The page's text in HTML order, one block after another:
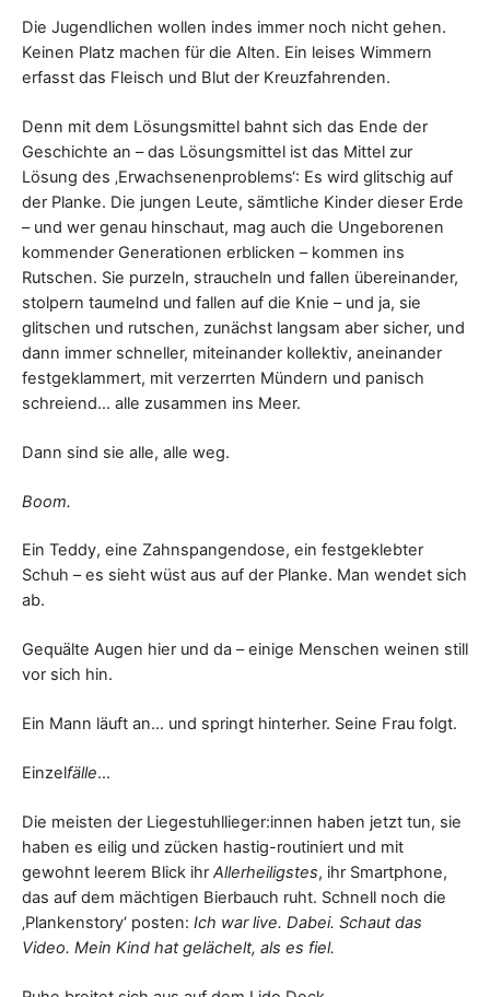
Die Jugendlichen wollen indes immer noch nicht gehen.
Keinen Platz machen für die Alten. Ein leises Wimmern
erfasst das Fleisch und Blut der Kreuzfahrenden.
Denn mit dem Lösungsmittel bahnt sich das Ende der
Geschichte an – das Lösungsmittel ist das Mittel zur
Lösung des ‚Erwachsenenproblems‘: Es wird glitschig auf
der Planke. Die jungen Leute, sämtliche Kinder dieser Erde
– und wer genau hinschaut, mag auch die Ungeborenen
kommender Generationen erblicken – kommen ins
Rutschen. Sie purzeln, straucheln und fallen übereinander,
stolpern taumelnd und fallen auf die Knie – und ja, sie
glitschen und rutschen, zunächst langsam aber sicher, und
dann immer schneller, miteinander kollektiv, aneinander
festgeklammert, mit verzerrten Mündern und panisch
schreiend… alle zusammen ins Meer.
Dann sind sie alle, alle weg.
Boom.
Ein Teddy, eine Zahnspangendose, ein festgeklebter
Schuh – es sieht wüst aus auf der Planke. Man wendet sich
ab.
Gequälte Augen hier und da – einige Menschen weinen still
vor sich hin.
Ein Mann läuft an… und springt hinterher. Seine Frau folgt.
Einzelfälle…
Die meisten der Liegestuhllieger:innen haben jetzt tun, sie
haben es eilig und zücken hastig-routiniert und mit
gewohnt leerem Blick ihr Allerheiligstes, ihr Smartphone,
das auf dem mächtigen Bierbauch ruht. Schnell noch die
‚Plankenstory‘ posten: Ich war live. Dabei. Schaut das
Video. Mein Kind hat gelächelt, als es fiel.